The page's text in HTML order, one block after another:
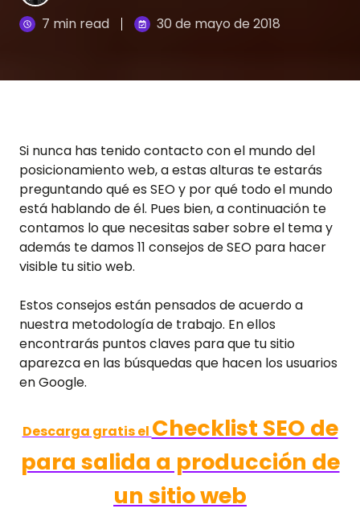
7 min read
30 de mayo de 2018
Si nunca has tenido contacto con el mundo del
posicionamiento web, a estas alturas te estarás
preguntando qué es SEO y por qué todo el mundo
está hablando de él. Pues bien, a continuación te
contamos lo que necesitas saber sobre el tema y
además te damos 11 consejos de SEO para hacer
visible tu sitio web.
Estos consejos están pensados de acuerdo a
nuestra metodología de trabajo. En ellos
encontrarás puntos claves para que tu sitio
aparezca en las búsquedas que hacen los usuarios
en Google.
Descarga gratis el Checklist SEO de
para salida a producción de
un sitio web